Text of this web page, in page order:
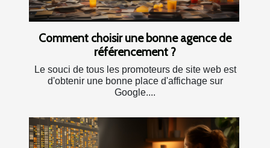
Comment choisir une bonne agence de
référencement ?
Le souci de tous les promoteurs de site web est
d'obtenir une bonne place d'affichage sur
Google....